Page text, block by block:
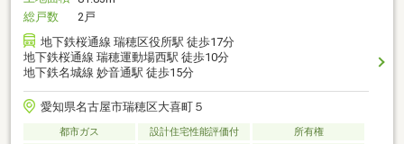
総戸数
2戸
地下鉄桜通線 瑞穂区役所駅 徒歩17分
地下鉄桜通線 瑞穂運動場西駅 徒歩10分
地下鉄名城線 妙音通駅 徒歩15分
愛知県名古屋市瑞穂区大喜町５
都市ガス 設計住宅性能評価付
所有権